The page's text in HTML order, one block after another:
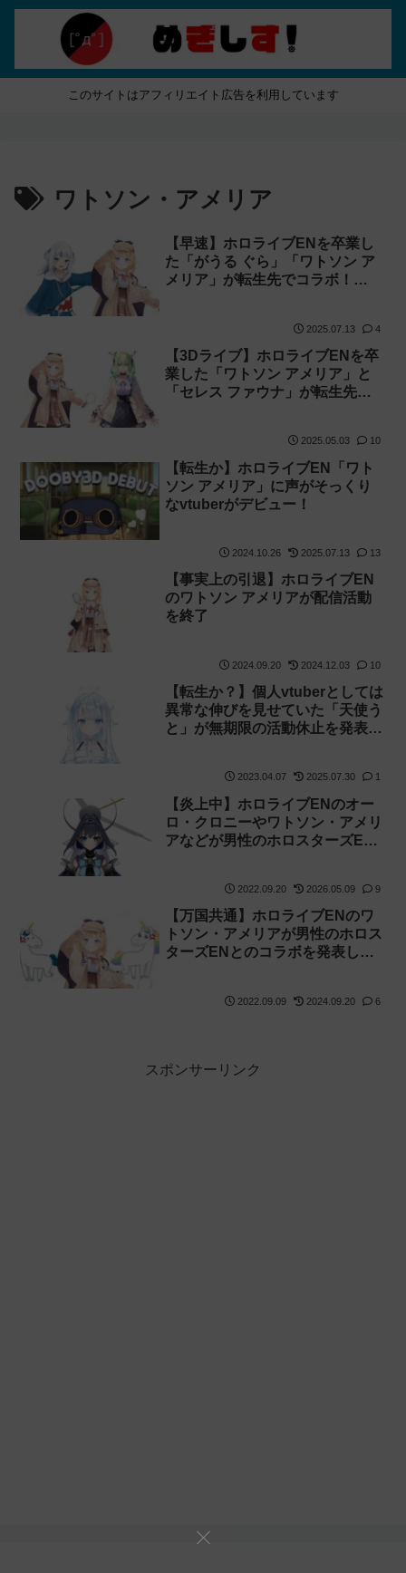
このサイトはアフィリエイト広告を利用しています
ワトソン・アメリア
【早速】ホロライブENを卒業し
た「がうる ぐら」「ワトソン ア
メリア」が転生先でコラボ！
2025.07.13 4
【3Dライブ】ホロライブENを卒
業した「ワトソン アメリア」と
「セレス ファウナ」が転生先で
2025.05.03 10
【転生か】ホロライブEN「ワト
ソン アメリア」に声がそっくり
なvtuberがデビュー！
2024.10.26 2025.07.13 13
【事実上の引退】ホロライブEN
のワトソン アメリアが配信活動
を終了
2024.09.20 2024.12.03 10
【転生か？】個人vtuberとしては
異常な伸びを見せていた「天使う
と」が無期限の活動休止を発表
2023.04.07 2025.07.30 1
【炎上中】ホロライブENのオー
ロ・クロニーやワトソン・アメリ
アなどが男性のホロスターズEN
2022.09.20 2026.05.09 9
【万国共通】ホロライブENのワ
トソン・アメリアが男性のホロス
ターズENとのコラボを発表し、
2022.09.09 2024.09.20 6
スポンサーリンク